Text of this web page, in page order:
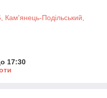
Кам'янець-Подільський,
17:30